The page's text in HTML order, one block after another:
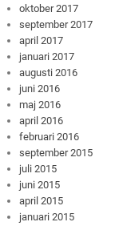
oktober 2017
september 2017
april 2017
januari 2017
augusti 2016
juni 2016
maj 2016
april 2016
februari 2016
september 2015
juli 2015
juni 2015
april 2015
januari 2015